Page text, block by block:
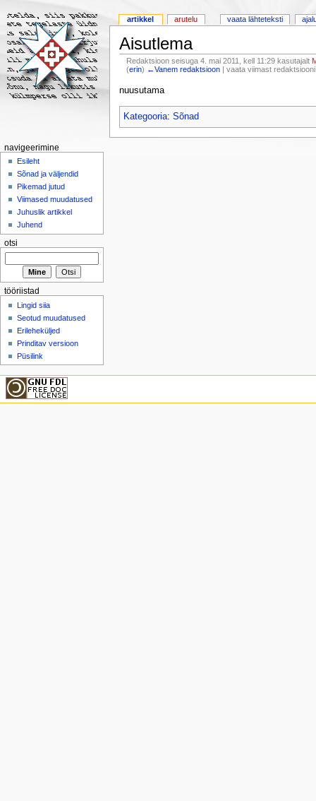
Aisutlema
Redaktsioon seisuga 4. mai 2011, kell 11:29 kasutajalt
(erin) ←Vanem redaktsioon | vaata viimast
nuusutama
Kategooria: Sõnad
artikkel arutelu vaata lähteteksti
navigeerimine
Esileht
Sõnad ja väljendid
Pikemad jutud
Viimased muudatused
Juhuslik artikkel
Juhend
otsi
tööriistad
Lingid siia
Seotud muudatused
Erileheküljed
Prinditav versioon
Püsilink